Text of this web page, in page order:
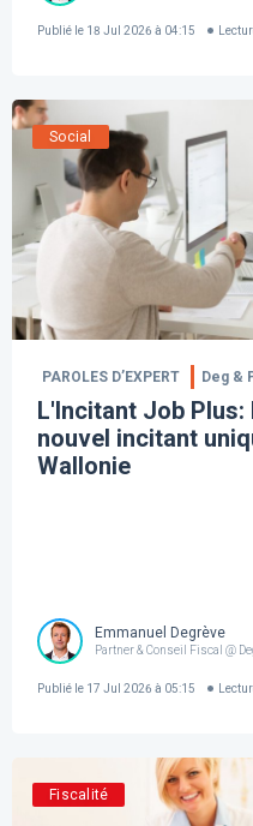
Publié le 18 Jul 2026 à 04:15
Social
PAROLES D’EXPERT Deg &
L'Incitant Job
nouvel incitant
Wallonie
Emmanuel Degrève
Partner & Conseil Fiscal @
Publié le 17 Jul 2026 à 05:15
Fiscalité